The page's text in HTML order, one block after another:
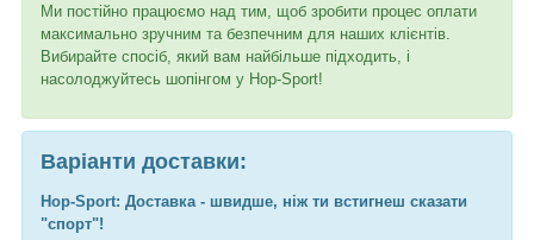
Ми постійно працюємо над тим, щоб зробити процес оплати
максимально зручним та безпечним для наших клієнтів.
Вибирайте спосіб, який вам найбільше підходить, і
насолоджуйтесь шопінгом у Hop-Sport!
Варіанти доставки:
Hop-Sport: Доставка - швидше, ніж ти встигнеш сказати
"спорт"!